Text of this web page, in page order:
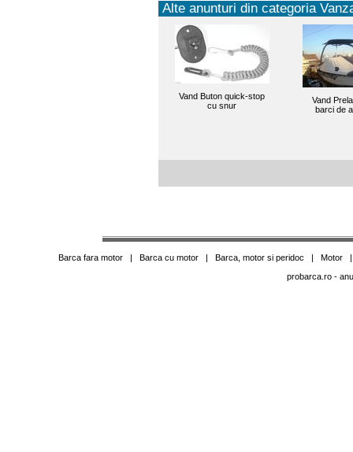
Alte anunturi din categoria
Vand Buton quick-stop
cu snur
Vand
barci de
Barca fara motor| Barca cu motor| Barca, motor si peridoc | Motor
probarca.ro-